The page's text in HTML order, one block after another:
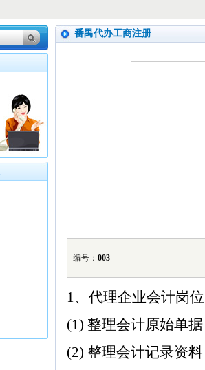
番禺代办工商注册
编号： 003
1、代理企业会计岗位
(1) 整理会计原始单
(2) 整理会计记录资